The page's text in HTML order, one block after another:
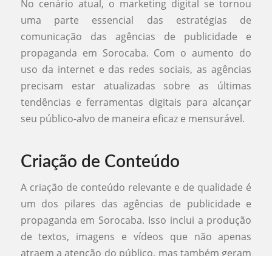
No cenário atual, o marketing digital se tornou
uma parte essencial das estratégias de
comunicação das agências de publicidade e
propaganda em Sorocaba. Com o aumento do
uso da internet e das redes sociais, as agências
precisam estar atualizadas sobre as últimas
tendências e ferramentas digitais para alcançar
seu público-alvo de maneira eficaz e mensurável.
Criação de Conteúdo
A criação de conteúdo relevante e de qualidade é
um dos pilares das agências de publicidade e
propaganda em Sorocaba. Isso inclui a produção
de textos, imagens e vídeos que não apenas
atraem a atenção do público, mas também geram